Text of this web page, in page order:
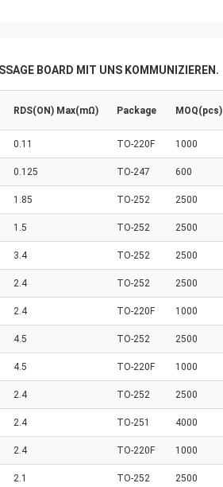
BOARD MIT UNS KOMMUNIZIEREN.
RDS(ON) Max(mΩ) Package MOQ(pcs)
0.11 TO-220F 1000
0.125 TO-247 600
1.85 TO-252 2500
1.5 TO-252 2500
3.4 TO-252 2500
2.4 TO-252 2500
2.4 TO-220F 1000
4.5 TO-252 2500
4.5 TO-220F 1000
2.4 TO-252 2500
2.4 TO-251 4000
2.4 TO-220F 1000
2.1 TO-252 2500